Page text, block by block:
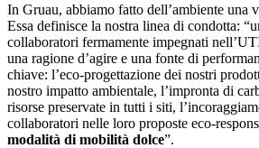
In Gruau, abbiamo fatto dell’ambiente una
Essa definisce la nostra linea di condotta:
collaboratori fermamente impegnati
una ragione d’agire e una fonte di
chiave: l’eco-progettazione dei nostri
nostro impatto ambientale, l’impronta di
risorse preservate in tutti i siti,
collaboratori nelle loro proposte eco-
modalità di mobilità dolce”.